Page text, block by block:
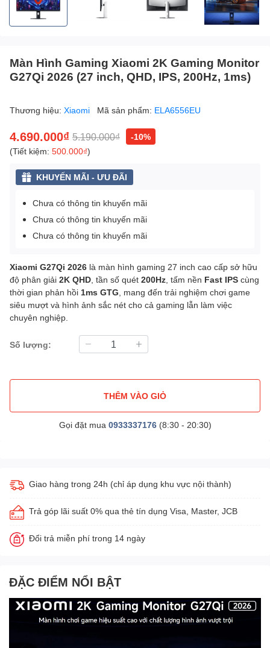
Màn Hình Gaming Xiaomi 2K Gaming Monitor
G27Qi 2026 (27 inch, QHD, IPS, 200Hz, 1ms)
Thương hiệu: Xiaomi Mã sản phẩm: ELA6556EU
4.690.000₫ 5.190.000₫
-10%
(Tiết kiệm: 500.000₫)
KHUYẾN MÃI - ƯU ĐÃI
Chưa có thông tin khuyến mãi
Chưa có thông tin khuyến mãi
Chưa có thông tin khuyến mãi
Xiaomi G27Qi 2026 là màn hình gaming 27 inch cao cấp sở hữu
độ phân giải 2K QHD , tần số quét 200Hz , tấm nền Fast IPS cùng
thời gian phản hồi 1ms GTG , mang đến trải nghiệm chơi game
siêu mượt và hình ảnh sắc nét cho cả gaming lẫn làm việc
chuyên nghiệp.
Số lượng:
THÊM VÀO GIỎ
Gọi đặt mua 0933337176(8:30 - 20:30)
Giao hàng trong 24h (chỉ áp dụng khu vực nội thành)
Trả góp lãi suất 0% qua thẻ tín dụng Visa, Master, JCB
Đổi trả miễn phí trong 14 ngày
ĐẶC ĐIỂM NỔI BẬT